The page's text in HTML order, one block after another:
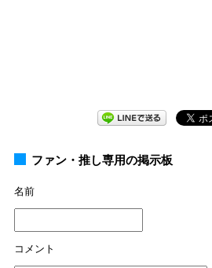
ファン・推し専用の掲示板
名前
コメント